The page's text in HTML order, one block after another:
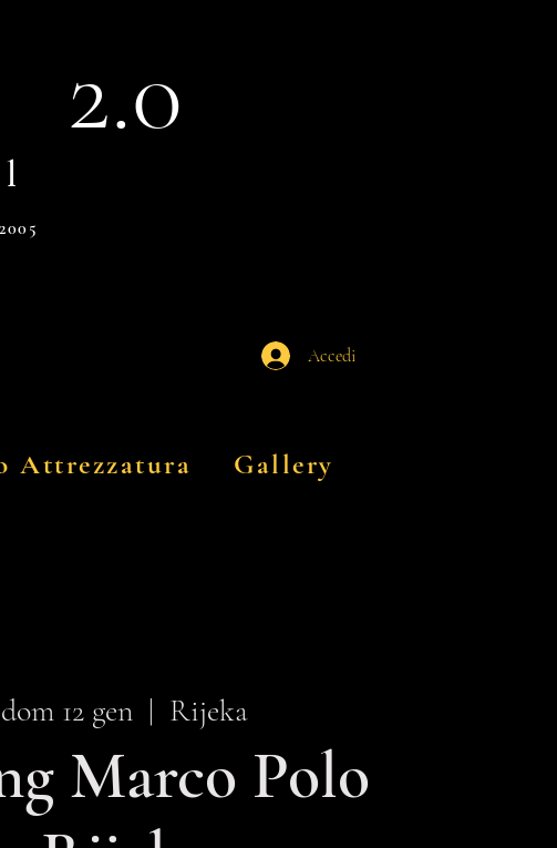
2.0
Accedi
Attrezzatura Gallery
dom 12 gen
  |
Rijeka
Marco Polo